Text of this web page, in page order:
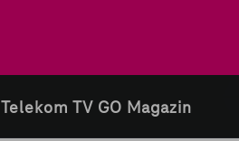
Telekom TV GO Magazin